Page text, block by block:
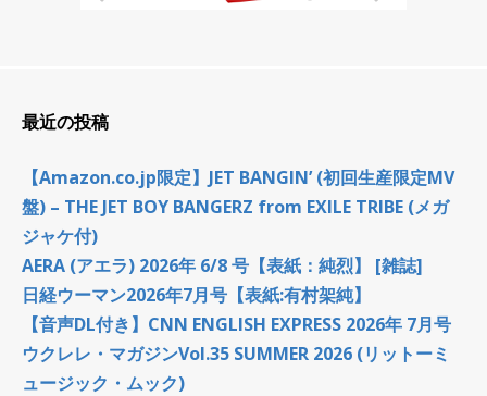
最近の投稿
【Amazon.co.jp限定】JET BANGIN’ (初回生産限定MV
盤) – THE JET BOY BANGERZ from EXILE TRIBE (メガ
ジャケ付)
AERA (アエラ) 2026年 6/8 号【表紙：純烈】 [雑誌]
日経ウーマン2026年7月号【表紙:有村架純】
【音声DL付き】CNN ENGLISH EXPRESS 2026年 7月号
ウクレレ・マガジンVol.35 SUMMER 2026 (リットーミ
ュージック・ムック)